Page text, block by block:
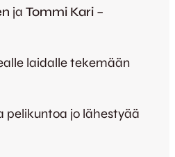
ja Tommi Kari –
laidalle tekemään
pelikuntoa jo lähestyää